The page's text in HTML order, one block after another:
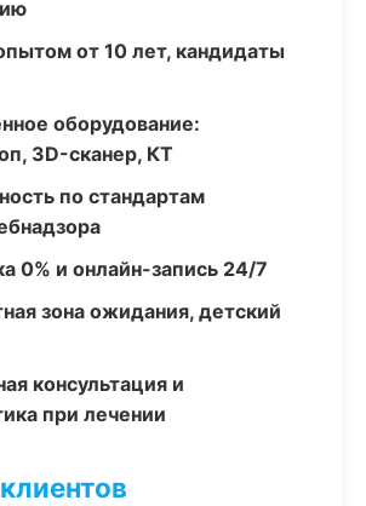
от 10 лет, кандидаты
оборудование:
3D-сканер, КТ
по стандартам
0% и онлайн-запись 24/7
зона ожидания, детский
консультация и
при лечении